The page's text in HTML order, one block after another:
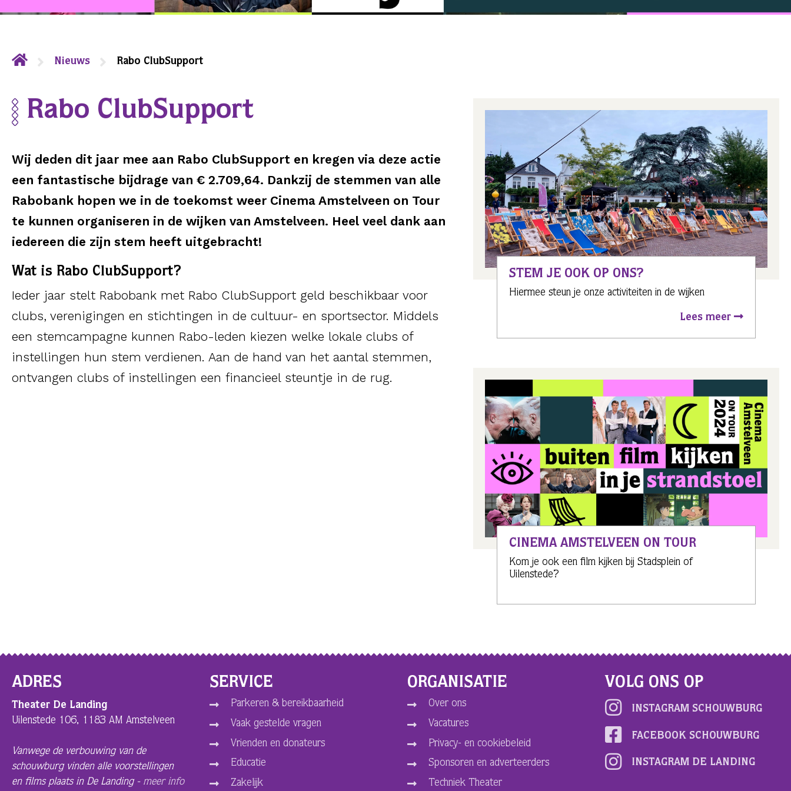
Nieuws Rabo ClubSupport
Rabo ClubSupport
Wij deden dit jaar mee aan Rabo ClubSupport en kregen via deze actie
een fantastische bijdrage van € 2.709,64. Dankzij de stemmen van alle
Rabobank hopen we in de toekomst weer Cinema Amstelveen on Tour
te kunnen organiseren in de wijken van Amstelveen. Heel veel dank aan
iedereen die zijn stem heeft uitgebracht!
Wat is Rabo ClubSupport?
Ieder jaar stelt Rabobank met Rabo ClubSupport geld beschikbaar voor
clubs, verenigingen en stichtingen in de cultuur- en sportsector. Middels
een stemcampagne kunnen Rabo-leden kiezen welke lokale clubs of
instellingen hun stem verdienen. Aan de hand van het aantal stemmen,
ontvangen clubs of instellingen een financieel steuntje in de rug.
STEM JE OOK OP ONS?
Hiermee steun je onze activiteiten in de wijken
Lees meer
CINEMA AMSTELVEEN ON TOUR
Kom je ook een film kijken bij Stadsplein of
Uilenstede?
ADRES
Theater De Landing
Uilenstede 106, 1183 AM Amstelveen
Vanwege de verbouwing van de
schouwburg vinden alle voorstellingen
en films plaats in De Landing - meer info
SERVICE
Parkeren & bereikbaarheid
Vaak gestelde vragen
Vrienden en donateurs
Educatie
Zakelijk
ORGANISATIE
Over ons
Vacatures
Privacy- en cookiebeleid
Sponsoren en adverteerders
Techniek Theater
VOLG ONS OP
INSTAGRAM SCHOUWBURG
FACEBOOK SCHOUWBURG
INSTAGRAM DE LANDING